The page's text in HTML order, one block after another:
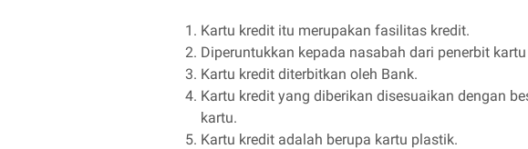
Kartu kredit itu merupakan fasilitas kredit.
Diperuntukkan kepada nasabah dari penerbit
Kartu kredit diterbitkan oleh Bank.
Kartu kredit yang diberikan disesuaikan dengan
kartu.
Kartu kredit adalah berupa kartu plastik.